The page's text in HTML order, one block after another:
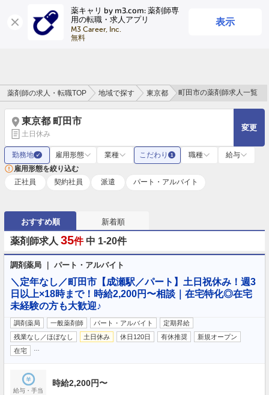
薬キャリ by m3.com: 薬剤師専
用の転職・求人アプリ
M3 Career, Inc.
無料
表示
ログイン
薬剤師の求人・転職TOP 地域で探す 東京都 町田市の薬剤師求人一覧
東京都 町田市
土日休み
変更
勤務地 ✓ 雇用形態 業種 こだわり 1 職種
給与
雇用形態を絞り込む
正社員
契約社員 派遣 パート・アルバイト
おすすめ順 新着順
薬剤師求人 35件 中 1-20件
調剤薬局 ｜ パート・アルバイト
＼定年なし／町田市【成瀬駅／パート】土日祝休み！週3
日以上×18時まで！時給2,200円〜相談｜在宅特化◎在宅
未経験の方も大歓迎♪
調剤薬局 一般薬剤師 パート・アルバイト
定期昇給
残業なし／ほぼなし
土日休み 休日120日 有休推奨
新規オープン
在宅
給与・手当
時給2,200円〜